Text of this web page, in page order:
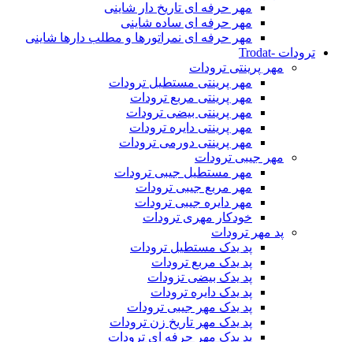
مهر حرفه ای تاریخ دار شاینی
مهر حرفه ای ساده شاینی
مهر حرفه ای نمراتورها و مطلب دارها شاینی
ترودات -Trodat
مهر پرینتی ترودات
مهر پرینتی مستطیل ترودات
مهر پرینتی مربع ترودات
مهر پرینتی بیضی ترودات
مهر پرینتی دایره ترودات
مهر پرینتی دورمی ترودات
مهر جیبی ترودات
مهر مستطیل جیبی ترودات
مهر مربع جیبی ترودات
مهر دایره جیبی ترودات
خودکار مهری ترودات
پد مهر ترودات
پد یدک مستطیل ترودات
پد یدک مربع ترودات
پد یدک بیضی تزودات
پد یدک دایره ترودات
پد یدک مهر جیبی ترودات
پد یدک مهر تاریخ زن ترودات
پد یدک مهر حرفه ای ترودات